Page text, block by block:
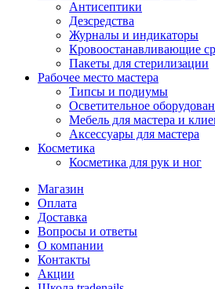
Антисептики
Дезсредства
Журналы и индикаторы
Кровоостанавливающие
Пакеты для стерилизации
Рабочее место мастера
Типсы и подиумы
Осветительное
Мебель для мастера и
Аксессуары для мастера
Косметика
Косметика для рук и ног
Магазин
Оплата
Доставка
Вопросы и ответы
О компании
Контакты
Акции